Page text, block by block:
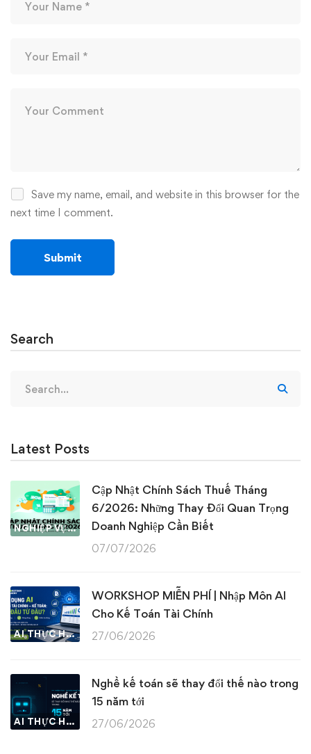
Save my name, email, and website in this browser for the
next time I comment.
Search
for:
Latest Posts
NGHIỆP VỤ KẾ TOÁN & THUẾ
Cập Nhật Chính Sách Thuế Tháng
6/2026: Những Thay Đổi Quan Trọng
Doanh Nghiệp Cần Biết
07/07/2026
AI THỰC HÀNH
WORKSHOP MIỄN PHÍ | Nhập Môn AI
Cho Kế Toán Tài Chính
27/06/2026
AI THỰC HÀNH
Nghề kế toán sẽ thay đổi thế nào trong
15 năm tới
27/06/2026